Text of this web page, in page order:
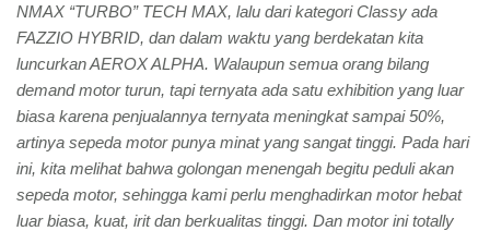
NMAX “TURBO” TECH MAX, lalu dari kategori Classy ada
FAZZIO HYBRID, dan dalam waktu yang berdekatan kita
luncurkan AEROX ALPHA. Walaupun semua orang bilang
demand motor turun, tapi ternyata ada satu exhibition yang luar
biasa karena penjualannya ternyata meningkat sampai 50%,
artinya sepeda motor punya minat yang sangat tinggi. Pada hari
ini, kita melihat bahwa golongan menengah begitu peduli akan
sepeda motor, sehingga kami perlu menghadirkan motor hebat
luar biasa, kuat, irit dan berkualitas tinggi. Dan motor ini totally